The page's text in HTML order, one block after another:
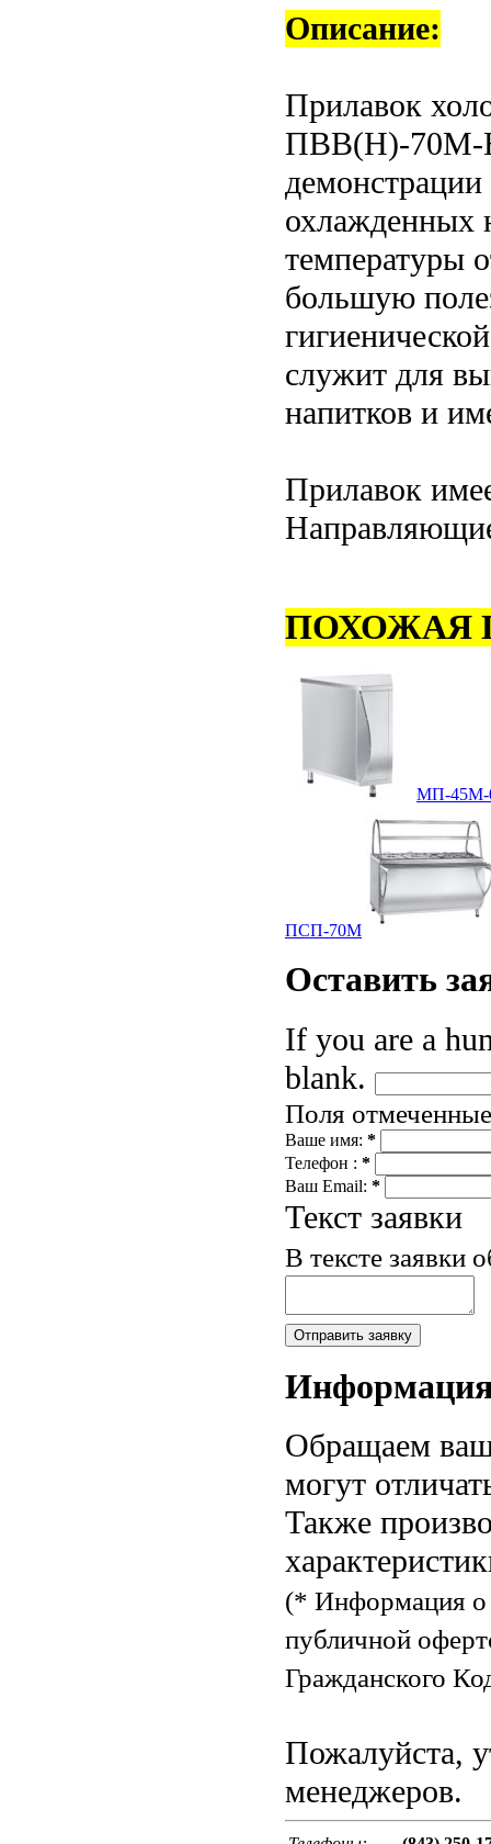
Описание:
Прилавок
ПВВ(Н)-70М-
охлажденных
температуры
большую
служит для
напитков и
Прилавок
ПОХОЖАЯ
МП-45М-
ПСП-70М
Оставить
If you are a
blank.
Поля
Ваше имя: *
Телефон : *
Ваш Email: *
Текст заявки
В тексте заявки
Обращаем
могут
Также
(* Информация о
публичной
Гражданского
Пожалуйста,
менеджеров.